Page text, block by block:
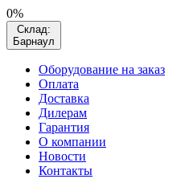
0%
Склад:
Барнаул
Оборудование на заказ
Оплата
Доставка
Дилерам
Гарантия
О компании
Новости
Контакты